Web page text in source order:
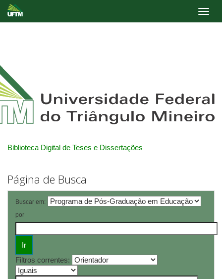
Biblioteca Digital de Teses e Dissertações
Página de Busca
Buscar em:
por
Filtros correntes: